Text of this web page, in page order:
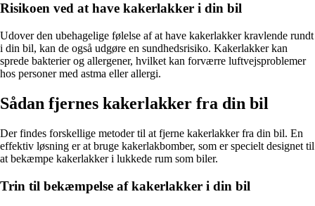
Risikoen ved at have kakerlakker i din bil
Udover den ubehagelige følelse af at have kakerlakker kravlende rundt
i din bil, kan de også udgøre en sundhedsrisiko. Kakerlakker kan
sprede bakterier og allergener, hvilket kan forværre luftvejsproblemer
hos personer med astma eller allergi.
Sådan fjernes kakerlakker fra din bil
Der findes forskellige metoder til at fjerne kakerlakker fra din bil. En
effektiv løsning er at bruge kakerlakbomber, som er specielt designet til
at bekæmpe kakerlakker i lukkede rum som biler.
Trin til bekæmpelse af kakerlakker i din bil